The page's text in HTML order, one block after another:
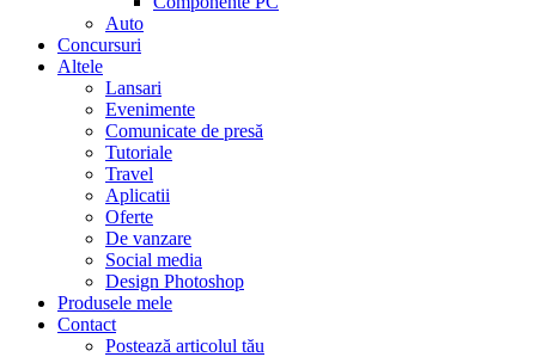
Auto
Concursuri
Altele
Lansari
Evenimente
Comunicate de presă
Tutoriale
Travel
Aplicatii
Oferte
De vanzare
Social media
Design Photoshop
Produsele mele
Contact
Postează articolul tău